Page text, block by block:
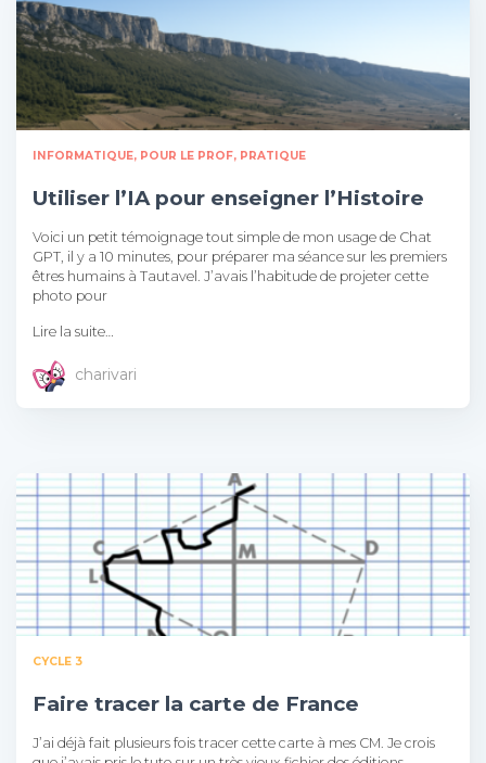
INFORMATIQUE POUR LE PROF PRATIQUE
Utiliser l’IA pour enseigner l’Histoire
Voici un petit témoignage tout simple de mon usage de Chat
GPT, il y a 10 minutes, pour préparer ma séance sur les premiers
êtres humains à Tautavel. J’avais l’habitude de projeter cette
photo pour
Lire la suite…
charivari
CYCLE 3
Faire tracer la carte de France
J’ai déjà fait plusieurs fois tracer cette carte à mes CM. Je crois